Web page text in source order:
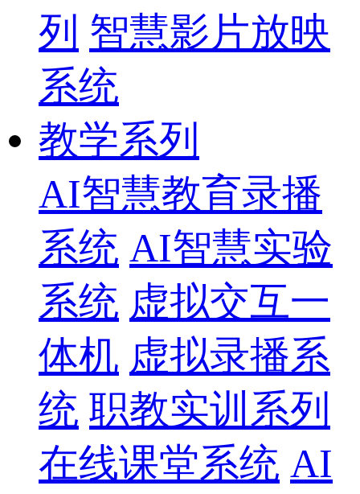
列 智慧影片放映
系统
教学系列
AI智慧教育录播
系统 AI智慧实验
系统 虚拟交互一
体机 虚拟录播系
统 职教实训系列
在线课堂系统 AI